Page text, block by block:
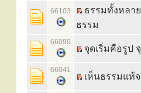
66103
ธรรมทั้งหลา
ธรรม
66099
จุดเริ่มคือรูป
66041
เห็นธรรมแท้